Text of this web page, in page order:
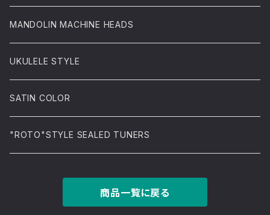
MANDOLIN MACHINE HEADS
UKULELE STYLE
SATIN COLOR
"ROTO"STYLE SEALED TUNERS
商品一覧に戻る